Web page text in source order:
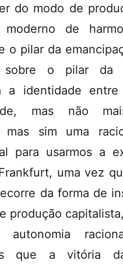
do modo de
de
o pilar da
sobre o pilar da
a identidade
mas não
mas sim uma
para usarmos a
uma vez
da forma de
produção
autonomia
que a vitória